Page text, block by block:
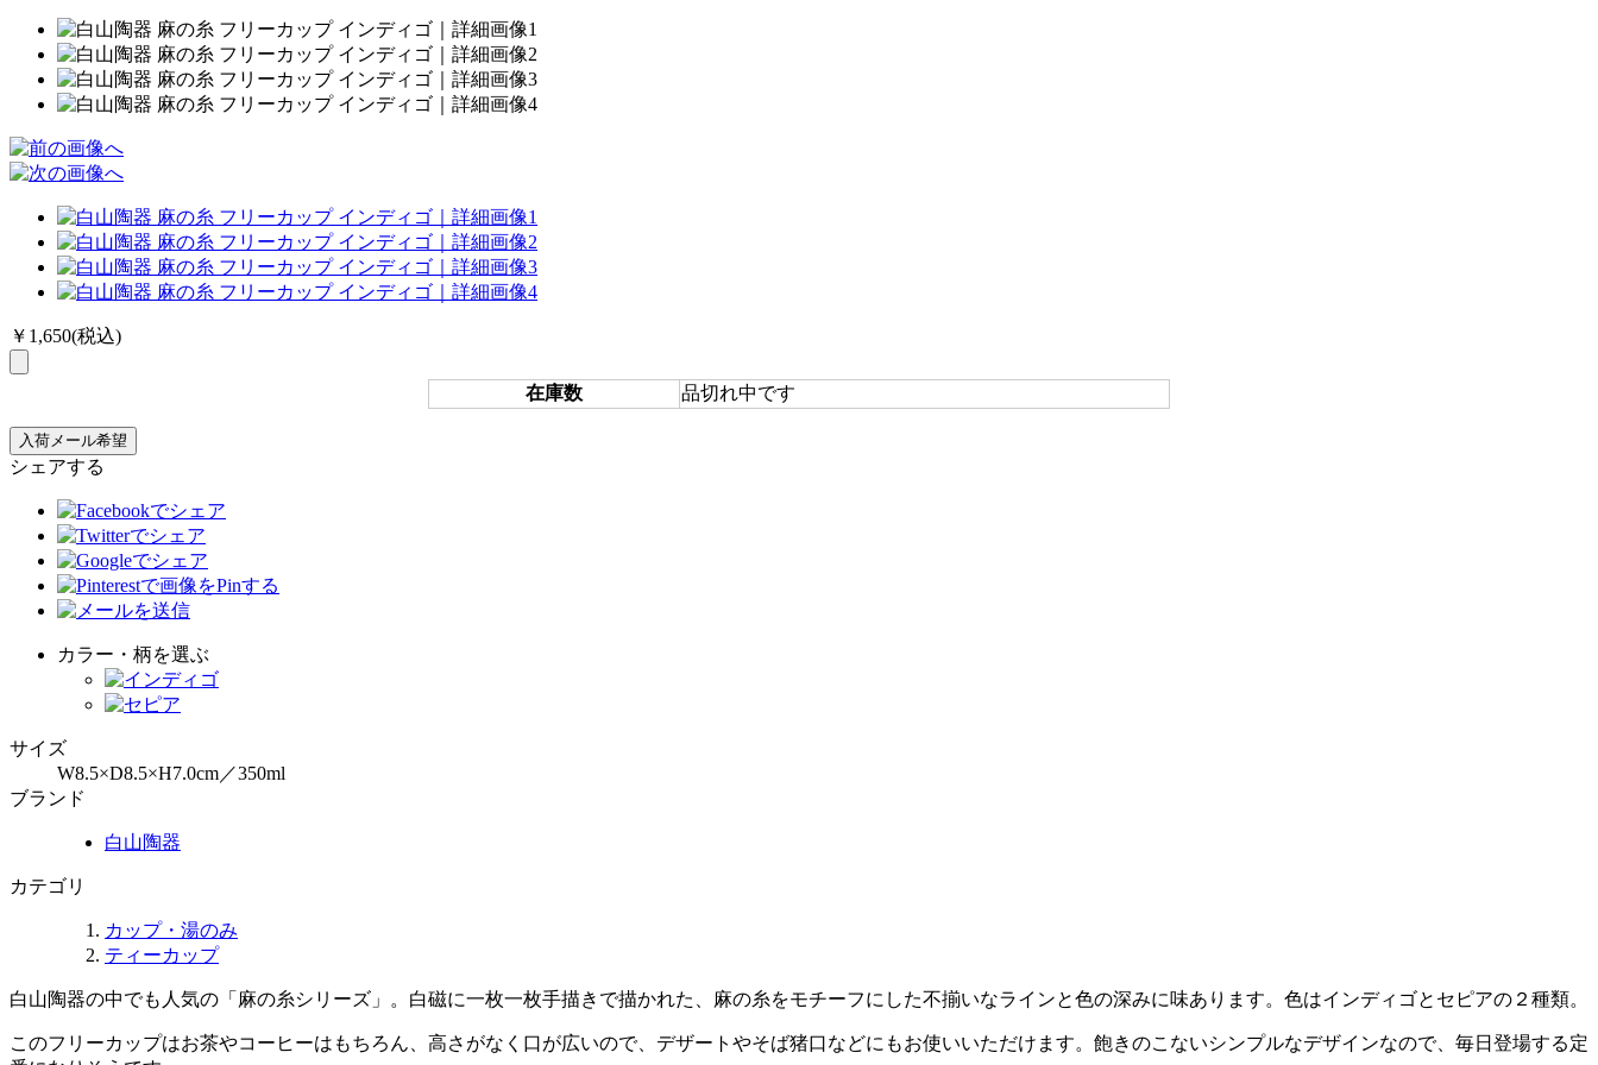
￥1,650(税込)
在庫数 品切れ中です
シェアする
カラー・柄を選ぶ
サイズ
W8.5×D8.5×H7.0cm／350ml
ブランド
白山陶器
カテゴリ
カップ・湯のみ
ティーカップ
白山陶器の中でも人気の「麻の糸シリーズ」。白磁に一枚一枚手描きで描かれた、麻の糸をモチーフにした不揃いなラインと色の深みに味あります。色はインディゴとセピアの２種類。
このフリーカップはお茶やコーヒーはもちろん、高さがなく口が広いので、デザートやそば猪口などにもお使いいただけます。飽きのこないシンプルなデザインなので、毎日登場する定